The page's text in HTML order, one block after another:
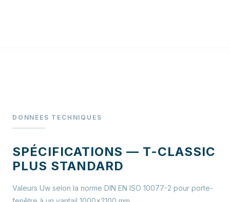
DONNÉES TECHNIQUES
SPÉCIFICATIONS — T-CLASSIC
PLUS STANDARD
Valeurs Uw selon la norme DIN EN ISO 10077-2 pour porte-